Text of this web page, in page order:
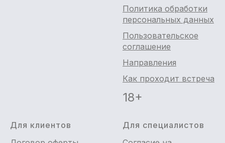
Политика обработки
персональных данных
Пользовательское
соглашение
Направления
Как проходит встреча
18+
Для клиентов
Для специалистов